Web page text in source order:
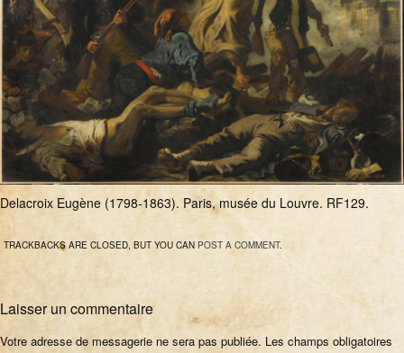
Delacroix Eugène (1798-1863). Paris, musée du Louvre. RF129.
TRACKBACKS ARE CLOSED, BUT YOU CAN POST A COMMENT.
Laisser un commentaire
Votre adresse de messagerie ne sera pas publiée. Les champs obligatoires